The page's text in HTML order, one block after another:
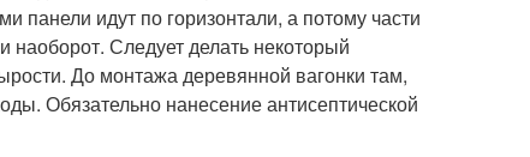
панели идут по горизонтали, а потому части
наоборот. Следует делать некоторый
До монтажа деревянной вагонки там,
Обязательно нанесение антисептической